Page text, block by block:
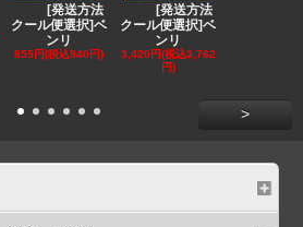
[発送方法
クール便選択]ベ
ンリ
855円(税込940円)
[発送方法
クール便選択]ベ
ンリ
3,420円(税込3,762
円)
>